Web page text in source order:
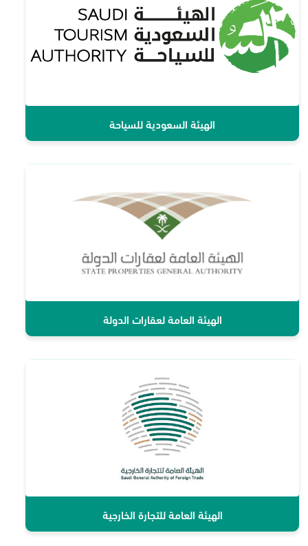
الهيئة السعودية للسياحة
الهيئة العامة لعقارات الدولة
الهيئة العامة للتجارة الخارجية